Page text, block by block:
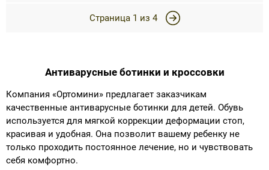
Страница 1 из 4
Антиварусные ботинки и кроссовки
Компания «Ортомини» предлагает заказчикам
качественные антиварусные ботинки для детей. Обувь
используется для мягкой коррекции деформации стоп,
красивая и удобная. Она позволит вашему ребенку не
только проходить постоянное лечение, но и чувствовать
себя комфортно.